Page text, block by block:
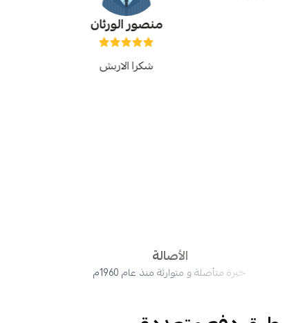
منصور الورثان
شكرا الاربش
الأصالة
خبرة متأصلة و متوارثة منذ عام 1960م